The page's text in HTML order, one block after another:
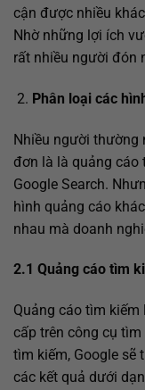
cận được nhiều
Nhờ những lợi ích
rất nhiều người đón
Phân loại các
Nhiều người thường
đơn là là quảng cáo
Google Search.
hình quảng cáo
nhau mà doanh
2.1 Quảng cáo tìm
Quảng cáo tìm
cấp trên công cụ
tìm kiếm, Google sẽ
các kết quả dưới